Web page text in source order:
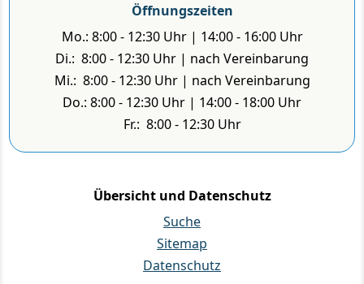
Öffnungszeiten
Mo.: 8:00 - 12:30 Uhr | 14:00 - 16:00 Uhr
Di.: 8:00 - 12:30 Uhr | nach Vereinbarung
Mi.: 8:00 - 12:30 Uhr | nach Vereinbarung
Do.: 8:00 - 12:30 Uhr | 14:00 - 18:00 Uhr
Fr.: 8:00 - 12:30 Uhr
Übersicht und Datenschutz
Suche
Sitemap
Datenschutz